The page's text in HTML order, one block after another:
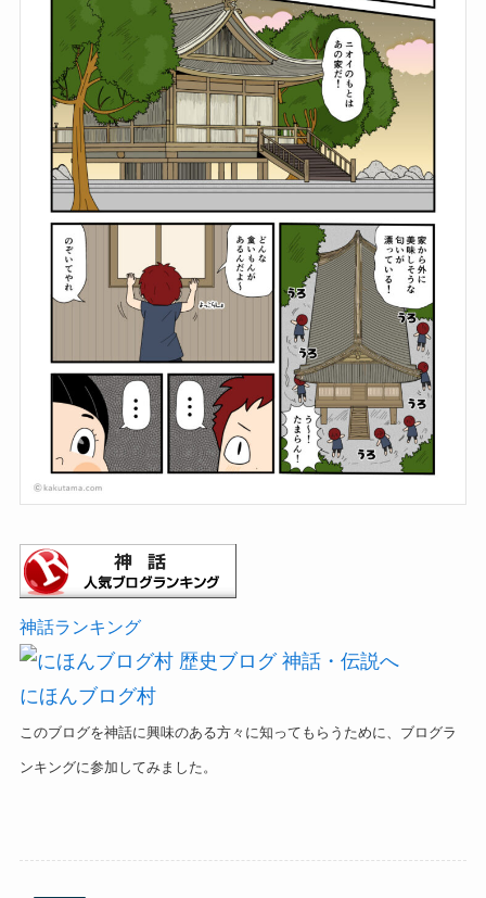
神話ランキング
にほんブログ村
このブログを神話に興味のある方々に知ってもらうために、ブログラ
ンキングに参加してみました。